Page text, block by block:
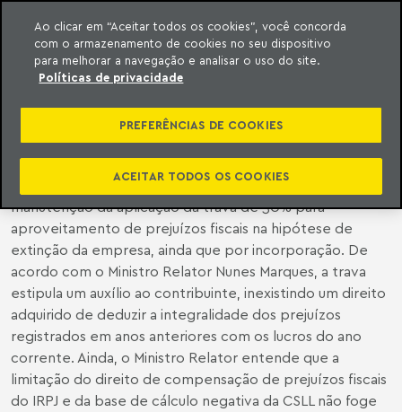
o conteúdo
Meyer
EM EXTINÇÃO DE EMPRESA
O STF decidiu, em sede de Recurso Extraordinário, pela
manutenção da aplicação da trava de 30% para
aproveitamento de prejuízos fiscais na hipótese de
extinção da empresa, ainda que por incorporação. De
acordo com o Ministro Relator Nunes Marques, a trava
estipula um auxílio ao contribuinte, inexistindo um direito
adquirido de deduzir a integralidade dos prejuízos
registrados em anos anteriores com os lucros do ano
corrente. Ainda, o Ministro Relator entende que a
limitação do direito de compensação de prejuízos fiscais
do IRPJ e da base de cálculo negativa da CSLL não foge
Ao clicar em “Aceitar todos os cookies”, você concorda
com o armazenamento de cookies no seu dispositivo
para melhorar a navegação e analisar o uso do site.
Políticas de privacidade
PREFERÊNCIAS DE COOKIES
ACEITAR TODOS OS COOKIES